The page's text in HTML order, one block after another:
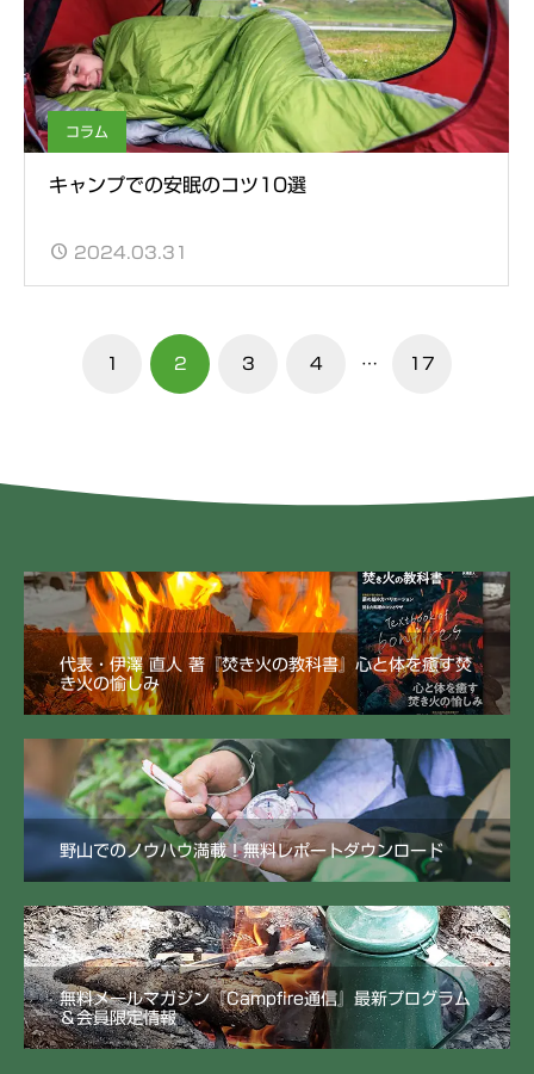
コラム
キャンプでの安眠のコツ10選
2024.03.31
1 2 3 4 … 17
代表・伊澤 直人 著『焚き火の教科書』心と体を癒す焚
き火の愉しみ
野山でのノウハウ満載！無料レポートダウンロード
無料メールマガジン『Campfire通信』最新プログラム
＆会員限定情報